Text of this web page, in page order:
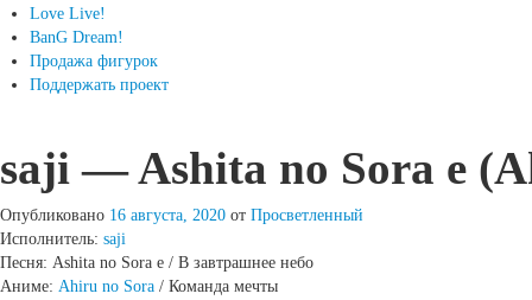
Love Live!
BanG Dream!
Продажа фигурок
Поддержать проект
saji — Ashita no Sora e
Опубликовано 16 августа, 2020 от Просветленный
Исполнитель: saji
Песня: Ashita no Sora e / В завтрашнее небо
Аниме: Ahiru no Sora / Команда мечты